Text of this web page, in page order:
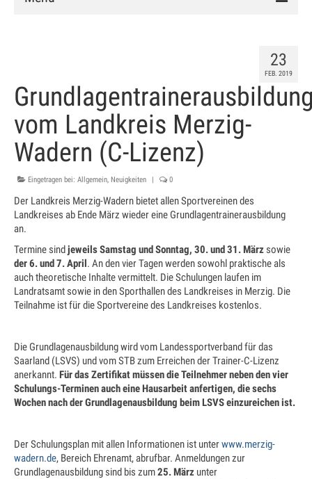
Chronik
Mitglied werden
Satzung
Anlage
Clubhaus
Training
Schnuppertraining
Mannschaftstraining
Medenspiele 2025
Jugendmannschaften – in Bearbeitung
SaarLorLux HobbyTour – in Bearbeitung
23
FEB. 2019
vom Landkreis Merzig-
Wadern (C-Lizenz)
Eingetragen bei: Allgemein, Neuigkeiten | 0
Der Landkreis Merzig-Wadern bietet allen Sportvereinen des
Landkreises ab Ende März wieder eine Grundlagentrainerausbildung
an.
Termine sindjeweils Samstag und Sonntag, 30. und 31. März sowie
der 6. und 7. April. An den vier Tagen werden sowohl praktische als
auch theoretische Inhalte vermittelt. Die Schulungen laufen im
Landratsamt sowie in den Sporthallen des Landkreises in Merzig. Die
Teilnahme ist für die Sportvereine des Landkreises kostenlos.
Die Grundlagenausbildung wird vom Landessportverband für das
Saarland (LSVS) und vom STB zum Erreichen der Trainer-C-Lizenz
anerkannt. Für das Zertifikat müssen die Teilnehmer neben den vier
Schulungs-Terminen auch eine Hausarbeit anfertigen, die sechs
Wochen nach der Grundlagenausbildung beim LSVS einzureichen ist.
Der Schulungsplan mit allen Informationen ist unterwww.merzig-
wadern.de, Bereich Ehrenamt, abrufbar. Anmeldungen zur
Grundlagenausbildung sind bis zum25. März unter